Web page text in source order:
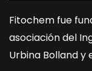
Fitochem fue
asociación del
Urbina Bolland y